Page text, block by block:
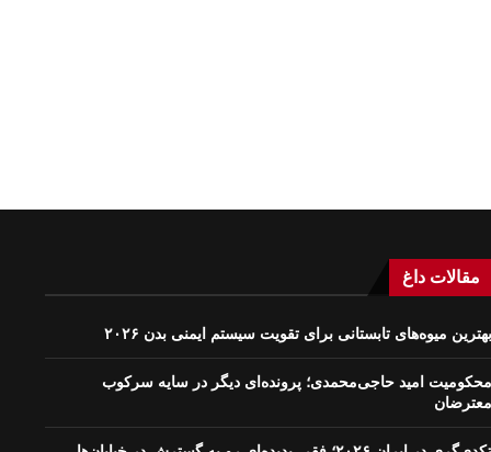
مقالات داغ
بهترین میوه‌های تابستانی برای تقویت سیستم ایمنی بدن ۲۰۲۶
محکومیت امید حاجی‌محمدی؛ پرونده‌ای دیگر در سایه سرکوب
معترضان